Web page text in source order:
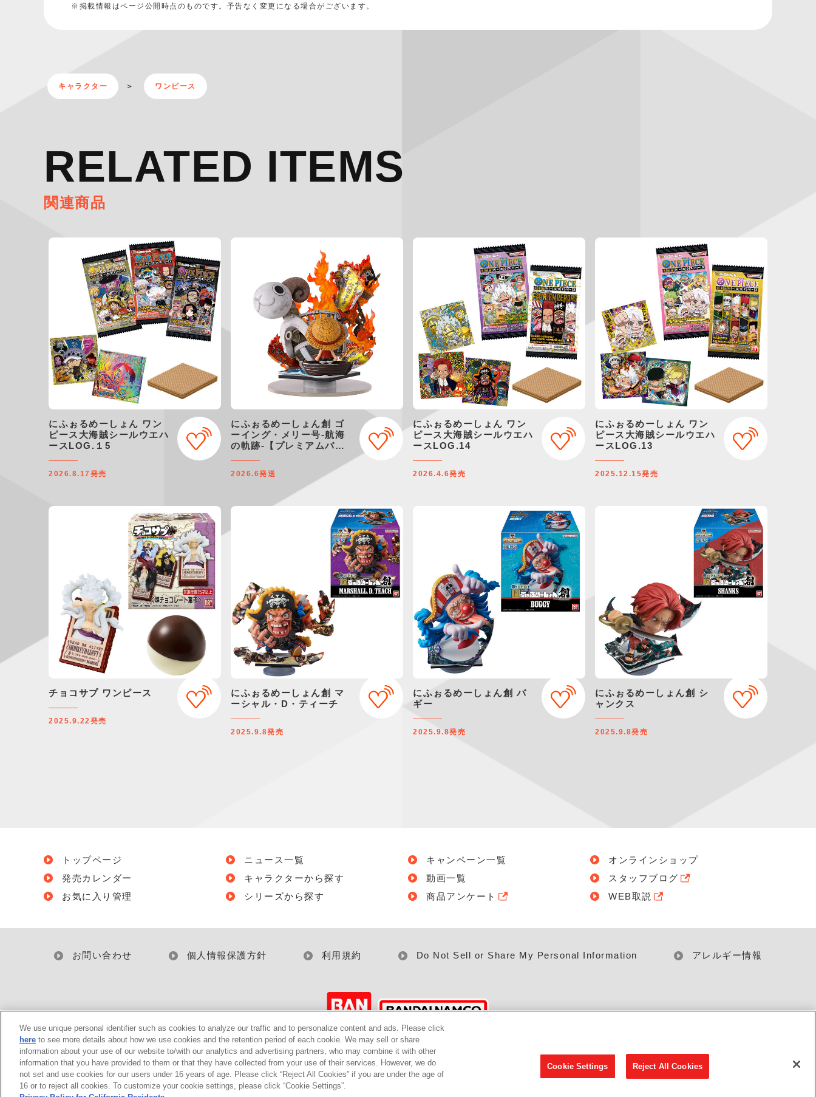
※掲載情報はページ公開時点のものです。予告なく変更になる場合がございます。
キャラクター ワンピース
RELATED ITEMS
関連商品
にふぉるめーしょん ワン
ピース大海賊シールウエハ
ースLOG.１5
2026.8.17発売
にふぉるめーしょん創 ゴ
ーイング・メリー号-航海
の軌跡-【プレミアムバン
2026.6発送
にふぉるめーしょん ワン
ピース大海賊シールウエハ
ースLOG.14
2026.4.6発売
にふぉるめーしょん ワン
ピース大海賊シールウエハ
ースLOG.13
2025.12.15発売
チョコサプ ワンピース
2025.9.22発売
にふぉるめーしょん創 マ
ーシャル・D・ティーチ
2025.9.8発売
にふぉるめーしょん創 バ
ギー
2025.9.8発売
にふぉるめーしょん創 シ
ャンクス
2025.9.8発売
トップページ
発売カレンダー
お気に入り管理
ニュース一覧
キャラクターから探す
シリーズから探す
キャンペーン一覧
動画一覧
商品アンケート
オンラインショップ
スタッフブログ
WEB取説
お問い合わせ 個人情報保護方針 利用規約 Do Not Sell or Share My Personal Information アレルギー情報
©BANDAI
We use unique personal identifier such as cookies to analyze our traffic and to personalize content and ads. Please click
here to see more details about how we use cookies and the retention period of each cookie. We may sell or share
information about your use of our website to/with our analytics and advertising partners, who may combine it with other
information that you have provided to them or that they have collected from your use of their services. However, we do
not set and use cookies for our users under 16 years of age. Please click “Reject All Cookies” if you are under the age of
16 or to reject all cookies. To customize your cookie settings, please click “Cookie Settings”.
Cookie Settings Reject All Cookies